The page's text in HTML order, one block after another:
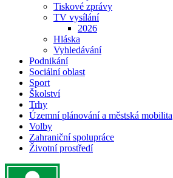
Tiskové zprávy
TV vysílání
2026
Hláska
Vyhledávání
Podnikání
Sociální oblast
Sport
Školství
Trhy
Územní plánování a městská mobilita
Volby
Zahraniční spolupráce
Životní prostředí